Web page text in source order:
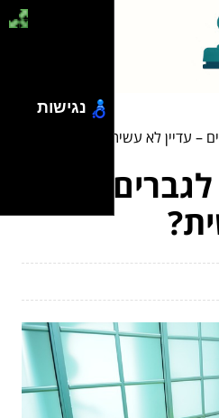
– עדיין לא עשית?
–
נגישות